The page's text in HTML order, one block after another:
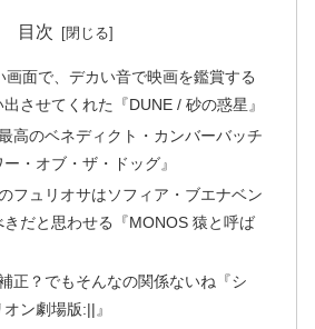
目次
画面で、デカい音で映画を鑑賞する
させてくれた『DUNE / 砂の惑星』
高のベネディクト・カンバーバッチ
・オブ・ザ・ドッグ』
フュリオサはソフィア・ブエナベン
きだと思わせる『MONOS 猿と呼ば
正？でもそんなの関係ないね『シ
ン劇場版:||』